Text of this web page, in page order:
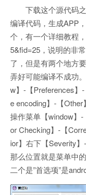
下载这个源代码
编译代码，生成APP
个，有一个详细教程
5&fid=25，说明的非
了，但是有两个地方
弄好可能编译不成功
w】-【Preferences】
e encoding】-【
操作菜单【window】
or Checking】-【
ior】右下【Severity】
那么位置就是菜单中的
二个是”首选项”是